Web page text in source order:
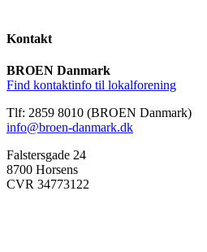
Kontakt
BROEN Danmark
Find kontaktinfo til lokalforening
Tlf: 2859 8010 (BROEN Danmark)
info@broen-danmark.dk
Falstersgade 24
8700 Horsens
CVR 34773122